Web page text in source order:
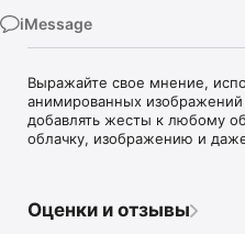
iMessage
Выражайте свое мнение,
анимированных
добавлять жесты к любому
облачку, изображению и
Оценки и отзывы